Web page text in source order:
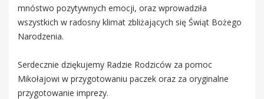
mnóstwo pozytywnych emocji, oraz wprowadziła
wszystkich w radosny klimat zbliżających się Świąt Bożego
Narodzenia.
Serdecznie dziękujemy Radzie Rodziców za pomoc
Mikołajowi w przygotowaniu paczek oraz za oryginalne
przygotowanie imprezy.